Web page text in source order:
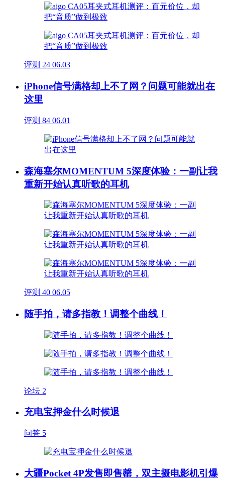
评测 24 06.03
iPhone信号满格却上不了网？问题可能就出在
这里
评测 84 06.01
森海塞尔MOMENTUM 5深度体验：一副让我
重新开始认真听歌的耳机
评测 40 06.05
随手拍，请多指教！调整个曲线！
论坛 2
充电宝押金什么时候退
问答 5
大疆Pocket 4P发售即售罄，双主摄电影机引爆